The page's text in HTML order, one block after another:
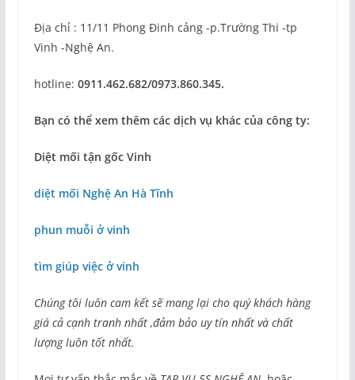
Địa chỉ : 11/11 Phong Đinh cảng -p.Trường Thi -tp
Vinh -Nghệ An.
hotline: 0911.462.682/0973.860.345.
Bạn có thể xem thêm các dịch vụ khác của công ty:
Diệt mối tận gốc Vinh
diệt mối Nghệ An Hà Tĩnh
phun muỗi ở vinh
tìm giúp việc ở vinh
Chúng tôi luôn cam kết sẽ mang lại cho quý khách hàng
giá cả cạnh tranh nhất ,đảm bảo uy tín nhất và chất
lượng luôn tốt nhất.